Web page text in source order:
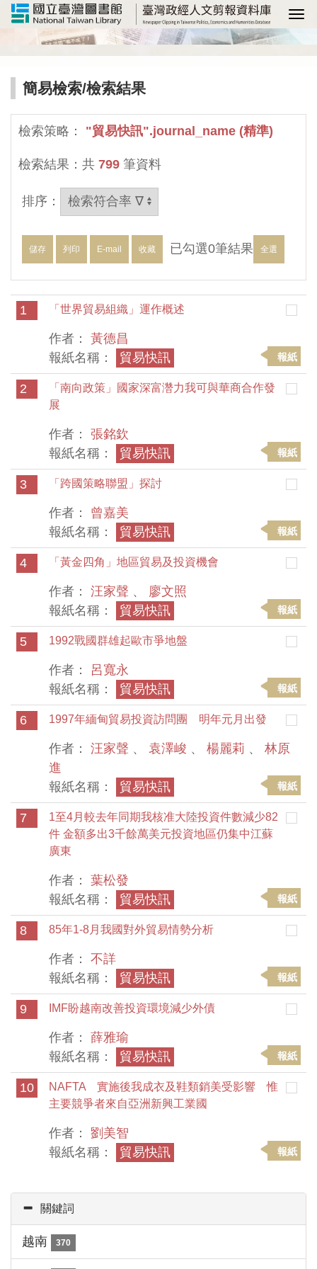
選
簡易檢索/檢索結果
檢索策略： "貿易快訊".journal_name (精準)
檢索結果：共 799 筆資料
排序：
儲存 列印 E-mail 收藏 已勾選0筆結果 全選
1 「世界貿易組織」運作概述
作者： 黃德昌
報紙名稱：
貿易快訊 報紙
2
「南向政策」國家深富濳力我可與華商合作發
展
作者： 張銘欽
報紙名稱：
貿易快訊 報紙
3 「跨國策略聯盟」探討
作者： 曾嘉美
報紙名稱：
貿易快訊 報紙
4 「黃金四角」地區貿易及投資機會
作者： 汪家聲 、 廖文照
報紙名稱：
貿易快訊 報紙
5 1992戰國群雄起歐市爭地盤
作者： 呂寬永
報紙名稱：
貿易快訊 報紙
6 1997年緬甸貿易投資訪問團 明年元月出發
作者： 汪家聲 、 袁澤峻 、 楊麗莉 、 林原
進
報紙名稱：
貿易快訊 報紙
7
1至4月較去年同期我核准大陸投資件數減少82
件 金額多出3千餘萬美元投資地區仍集中江蘇
廣東
作者： 葉松發
報紙名稱：
貿易快訊 報紙
8 85年1-8月我國對外貿易情勢分析
作者： 不詳
報紙名稱：
貿易快訊 報紙
9 IMF盼越南改善投資環境減少外債
作者： 薛雅瑜
報紙名稱：
貿易快訊 報紙
10
NAFTA 實施後我成衣及鞋類銷美受影響 惟
主要競爭者來自亞洲新興工業國
作者： 劉美智
報紙名稱：
貿易快訊 報紙
關鍵詞
越南 370